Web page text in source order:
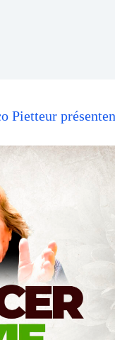
Pietteur